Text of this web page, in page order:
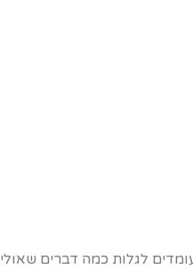
לגלות כמה דברים